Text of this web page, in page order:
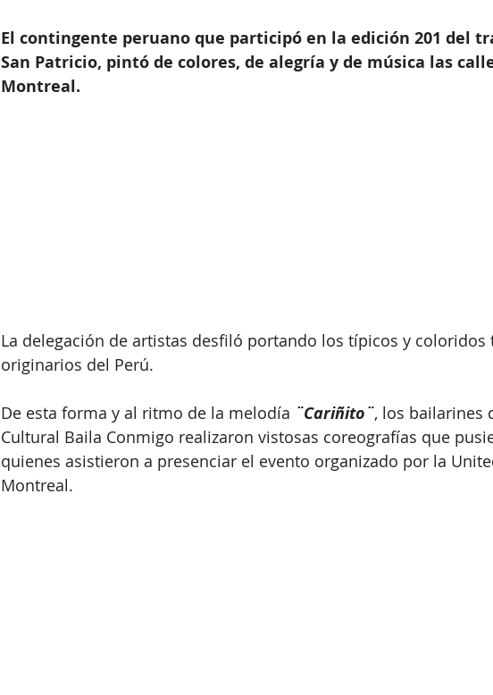
El contingente peruano que participó en la edición 201 del
San Patricio, pintó de colores, de alegría y de música las
Montreal.
La delegación de artistas desfiló portando los típicos y coloridos
originarios del Perú.
De esta forma y al ritmo de la melodía ¨Cariñito¨, los bailarines
Cultural Baila Conmigo realizaron vistosas coreografías que
quienes asistieron a presenciar el evento organizado por la
Montreal.